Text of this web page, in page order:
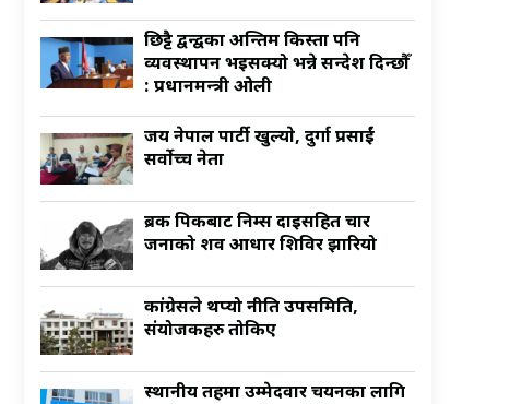
छिट्टै द्वन्द्वका अन्तिम किस्ता पनि
व्यवस्थापन भइसक्यो भन्ने सन्देश दिन्छौँ
: प्रधानमन्त्री ओली
जय नेपाल पार्टी खुल्याे, दुर्गा प्रसाईं
सर्वाेच्च नेता
ब्रक पिकबाट निम्स दाइसहित चार
जनाको शव आधार शिविर झारियो
कांग्रेसले थप्यो नीति उपसमिति,
संयोजकहरु तोकिए
स्थानीय तहमा उम्मेदवार चयनका लागि